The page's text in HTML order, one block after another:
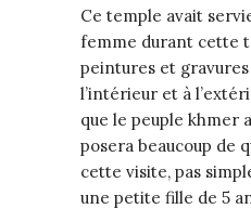
Ce temple avait
femme durant cette
peintures et
l’intérieur et à
que le peuple khmer
posera beaucoup de
cette visite, pas
une petite fille de 5